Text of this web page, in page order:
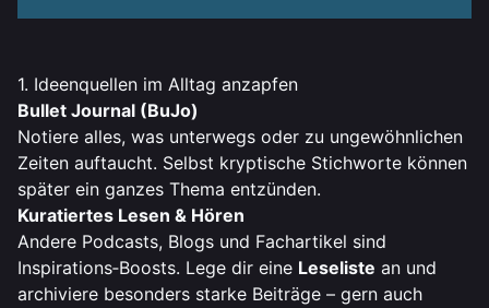
1. Ideenquellen im Alltag anzapfen
Bullet Journal (BuJo)
Notiere alles, was unterwegs oder zu ungewöhnlichen
Zeiten auftaucht. Selbst kryptische Stichworte können
später ein ganzes Thema entzünden.
Kuratiertes Lesen & Hören
Andere Podcasts, Blogs und Fachartikel sind
Inspirations‑Boosts. Lege dir eine Leseliste an und
archiviere besonders starke Beiträge – gern auch